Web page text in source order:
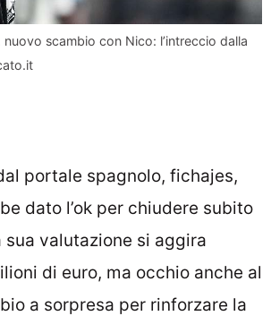
scambio con Nico: l’intreccio dalla
portale spagnolo, fichajes,
dato l’ok per chiudere subito
valutazione si aggira
di euro, ma occhio anche al
a sorpresa per rinforzare la